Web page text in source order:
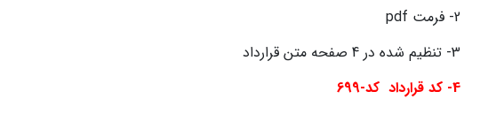
2- فرمت pdf
3- تنظیم شده در 4 صفحه متن قرارداد
4- کد قرارداد کد-699